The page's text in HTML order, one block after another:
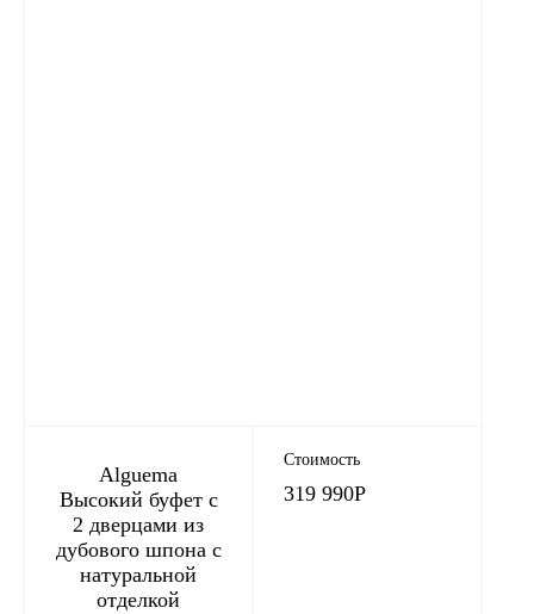
Alguema
Высокий буфет с
2 дверцами из
дубового шпона с
натуральной
отделкой
Стоимость
319 990Р